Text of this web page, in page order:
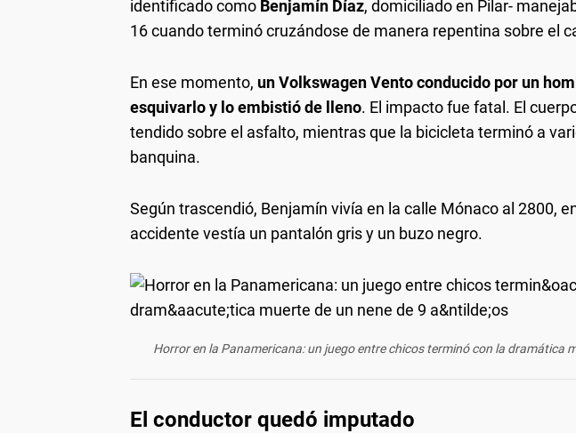
identificado como Benjamín Díaz, domiciliado en Pilar-
16 cuando terminó cruzándose de manera repentina sobre el
En ese momento, un Volkswagen Vento conducido por un
esquivarlo y lo embistió de lleno. El impacto fue fatal. El
tendido sobre el asfalto, mientras que la bicicleta terminó a
banquina.
Según trascendió, Benjamín vivía en la calle Mónaco al 2800,
accidente vestía un pantalón gris y un buzo negro.
Horror en la Panamericana: un juego entre chicos terminó con la dramática
El conductor quedó imputado